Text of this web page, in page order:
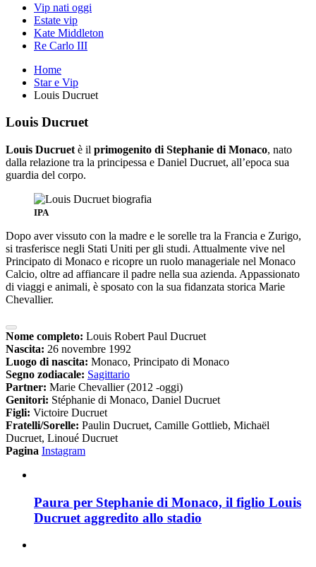
Vip nati oggi
Estate vip
Kate Middleton
Re Carlo III
Home
Star e Vip
Louis Ducruet
Louis Ducruet
Louis Ducruet è il primogenito di Stephanie di Monaco, nato
dalla relazione tra la principessa e Daniel Ducruet, all’epoca sua
guardia del corpo.
IPA
Dopo aver vissuto con la madre e le sorelle tra la Francia e Zurigo,
si trasferisce negli Stati Uniti per gli studi. Attualmente vive nel
Principato di Monaco e ricopre un ruolo manageriale nel Monaco
Calcio, oltre ad affiancare il padre nella sua azienda. Appassionato
di viaggi e animali, è sposato con la sua fidanzata storica Marie
Chevallier.
Nome completo: Louis Robert Paul Ducruet
Nascita: 26 novembre 1992
Luogo di nascita: Monaco, Principato di Monaco
Segno zodiacale: Sagittario
Partner: Marie Chevallier (2012 -oggi)
Genitori: Stéphanie di Monaco, Daniel Ducruet
Figli: Victoire Ducruet
Fratelli/Sorelle: Paulin Ducruet, Camille Gottlieb, Michaël
Ducruet, Linoué Ducruet
Pagina Instagram
Paura per Stephanie di Monaco, il figlio Louis
Ducruet aggredito allo stadio